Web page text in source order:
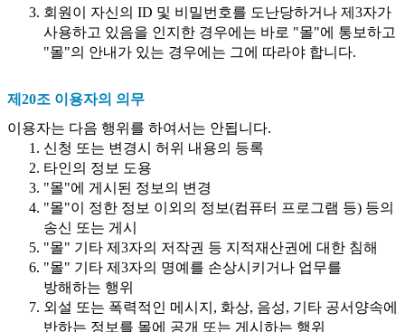
회원이 자신의 ID 및 비밀번호를 도난당하거나 제3자가
사용하고 있음을 인지한 경우에는 바로 "몰"에 통보하고
"몰"의 안내가 있는 경우에는 그에 따라야 합니다.
제20조 이용자의 의무
이용자는 다음 행위를 하여서는 안됩니다.
신청 또는 변경시 허위 내용의 등록
타인의 정보 도용
"몰"에 게시된 정보의 변경
"몰"이 정한 정보 이외의 정보(컴퓨터 프로그램 등) 등의
송신 또는 게시
"몰" 기타 제3자의 저작권 등 지적재산권에 대한 침해
"몰" 기타 제3자의 명예를 손상시키거나 업무를
방해하는 행위
외설 또는 폭력적인 메시지, 화상, 음성, 기타 공서양속에
반하는 정보를 몰에 공개 또는 게시하는 행위